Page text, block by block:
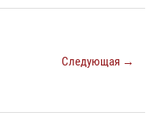
Следующая →